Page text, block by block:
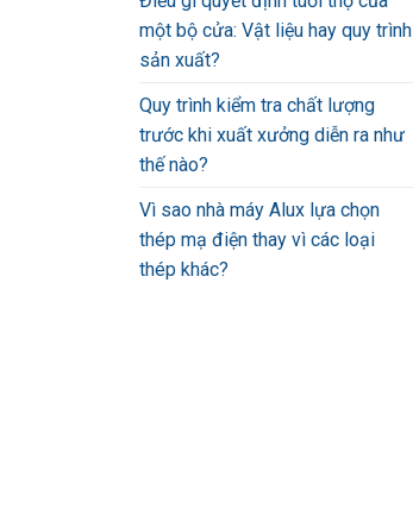
một bộ cửa: Vật liệu hay quy trình
sản xuất?
Quy trình kiểm tra chất lượng
trước khi xuất xưởng diễn ra như
thế nào?
Vì sao nhà máy Alux lựa chọn
thép mạ điện thay vì các loại
thép khác?